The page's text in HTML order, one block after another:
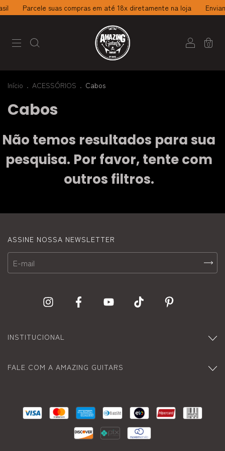
Parcele suas compras em até 18x diretamente na loja
0
Início . ACESSÓRIOS . Cabos
Cabos
Não temos resultados para sua
pesquisa. Por favor, tente com
outros filtros.
ASSINE NOSSA NEWSLETTER
INSTITUCIONAL
FALE COM A AMAZING GUITARS